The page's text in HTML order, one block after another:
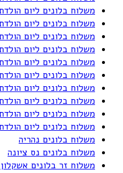
משלוח בלונים ליום
משלוח בלונים ליום
משלוח בלונים ליום
משלוח בלונים ליום
משלוח בלונים ליום
משלוח בלונים ליום
משלוח בלונים ליום
משלוח בלונים ליום
משלוח בלונים ליום
משלוח בלונים ליום
משלוח בלונים נהריה
משלוח בלונים נס ציונה
משלוח זר בלונים אשקלון